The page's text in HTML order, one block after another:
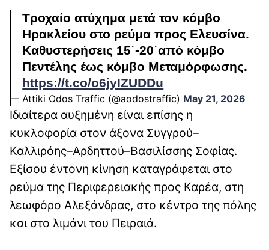
Τροχαίο ατύχημα μετά τον κόμβο
Ηρακλείου στο ρεύμα προς Ελευσίνα.
Καθυστερήσεις 15΄-20΄από κόμβο
Πεντέλης έως κόμβο Μεταμόρφωσης.
https://t.co/o6jyIZUDDu
— Attiki Odos Traffic (@aodostraffic) May 21, 2026
Ιδιαίτερα αυξημένη είναι επίσης η
κυκλοφορία στον άξονα Συγγρού–
Καλλιρόης–Αρδηττού–Βασιλίσσης Σοφίας.
Εξίσου έντονη κίνηση καταγράφεται στο
ρεύμα της Περιφερειακής προς Καρέα, στη
λεωφόρο Αλεξάνδρας, στο κέντρο της πόλης
και στο λιμάνι του Πειραιά.